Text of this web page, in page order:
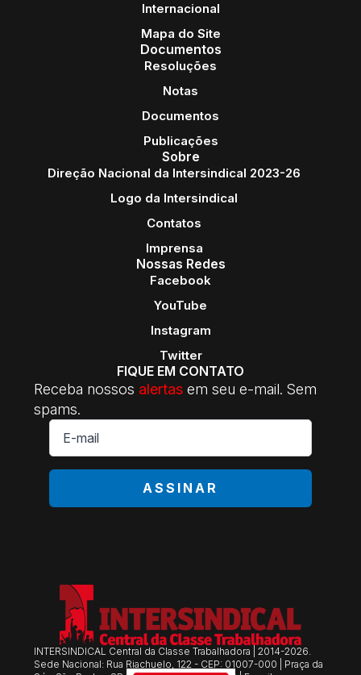
Internacional
Mapa do Site
Documentos
Resoluções
Notas
Documentos
Publicações
Sobre
Direção Nacional da Intersindical 2023-26
Logo da Intersindical
Contatos
Imprensa
Nossas Redes
Facebook
YouTube
Instagram
Twitter
FIQUE EM CONTATO
Receba nossos alertas em seu e-mail. Sem
spams.
E-
mail
*
ASSINAR
INTERSINDICAL Central da Classe Trabalhadora | 2014-2026.
Sede Nacional: Rua Riachuelo, 122 - CEP: 01007-000 | Praça da